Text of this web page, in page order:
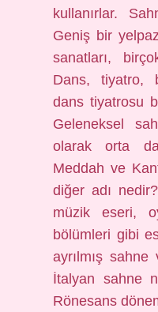
kullanırlar.
Geniş bir
sanatları,
Dans, tiyatro,
dans tiyatrosu
Geleneksel
olarak orta
Meddah ve
diğer adı
müzik eseri,
bölümleri gibi
ayrılmış
İtalyan sahne
Rönesans